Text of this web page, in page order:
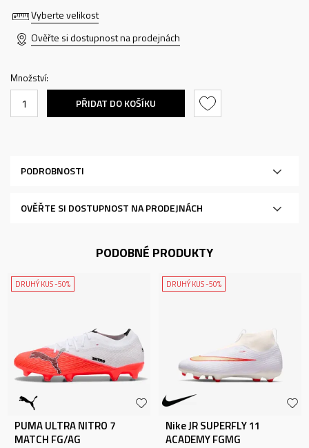
Vyberte velikost
Ověřte si dostupnost na prodejnách
Množství:
PŘIDAT DO KOŠÍKU
PODROBNOSTI
OVĚŘTE SI DOSTUPNOST NA PRODEJNÁCH
PODOBNÉ PRODUKTY
DRUHÝ KUS -50%
PUMA ULTRA NITRO 7
MATCH FG/AG
DRUHÝ KUS -50%
Nike JR SUPERFLY 11
ACADEMY FGMG